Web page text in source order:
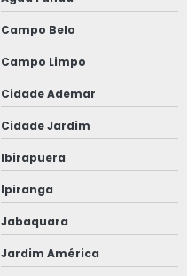
Campo Belo
Campo Limpo
Cidade Ademar
Cidade Jardim
Ibirapuera
Ipiranga
Jabaquara
Jardim América